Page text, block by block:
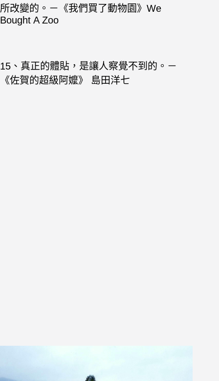
所改變的。－《我們買了動物園》We
Bought A Zoo
15、真正的體貼，是讓人察覺不到的。－
《佐賀的超級阿嬤》 島田洋七